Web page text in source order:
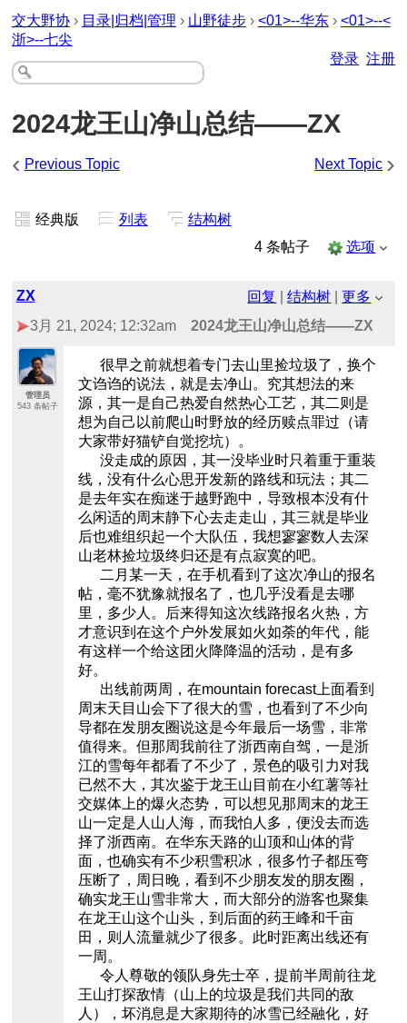
交大野协 › 目录|归档|管理 › 山野徒步 › <01>--华东 › <01>--<
浙>--七尖
登录 注册
2024龙王山净山总结——ZX
‹ Previous Topic Next Topic ›
经典版 列表
结构树
4 条帖子
选项
ZX 回复 |结构树 |更多
3月 21, 2024; 12:32am
2024龙王山净山总结——ZX
管理员
543 条帖子
很早之前就想着专门去山里捡垃圾了，换个
文诌诌的说法，就是去净山。究其想法的来
源，其一是自己热爱自然热心工艺，其二则是
想为自己以前爬山时野放的经历赎点罪过（请
大家带好猫铲自觉挖坑）。
没走成的原因，其一没毕业时只着重于重装
线，没有什么心思开发新的路线和玩法；其二
是去年实在痴迷于越野跑中，导致根本没有什
么闲适的周末静下心去走走山，其三就是毕业
后也难组织起一个大队伍，我想寥寥数人去深
山老林捡垃圾终归还是有点寂寞的吧。
二月某一天，在手机看到了这次净山的报名
帖，毫不犹豫就报名了，也几乎没看是去哪
里，多少人。后来得知这次线路报名火热，方
才意识到在这个户外发展如火如荼的年代，能
有这样一个给这团火降降温的活动，是有多
好。
出线前两周，在mountain forecast上面看到
周末天目山会下了很大的雪，也看到了不少向
导都在发朋友圈说这是今年最后一场雪，非常
值得来。但那周我前往了浙西南自驾，一是浙
江的雪每年都看了不少了，景色的吸引力对我
已然不大，其次鉴于龙王山目前在小红薯等社
交媒体上的爆火态势，可以想见那周末的龙王
山一定是人山人海，而我怕人多，便没去而选
择了浙西南。在华东天路的山顶和山体的背
面，也确实有不少积雪积冰，很多竹子都压弯
压断了，周日晚，看到不少朋友发的朋友圈，
确实龙王山雪非常大，而大部分的游客也聚集
在龙王山这个山头，到后面的药王峰和千亩
田，则人流量就少了很多。此时距离出线还有
一周。
令人尊敬的领队身先士卒，提前半周前往龙
王山打探敌情（山上的垃圾是我们共同的敌
人），坏消息是大家期待的冰雪已经融化，好